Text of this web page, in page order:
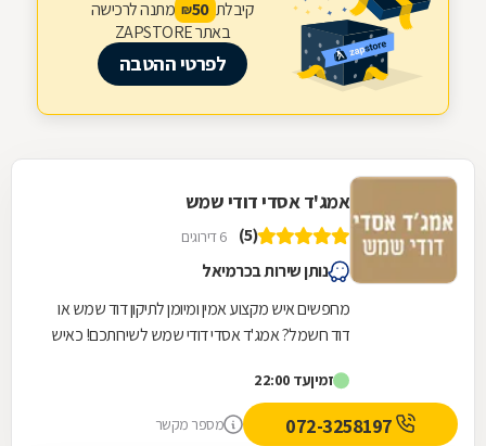
קיבלת 50
₪ מתנה לרכישה
באתר ZAPSTORE
לפרטי ההטבה
אמג'ד אסדי דודי שמש
(5) 6 דירוגים
נותן שירות בכרמיאל
מחפשים איש מקצוע אמין ומיומן לתיקון דוד שמש או
דוד חשמל? אמג'ד אסדי דודי שמש לשירותכם! כאיש
זמיןעד 22:00
מספר מקשר